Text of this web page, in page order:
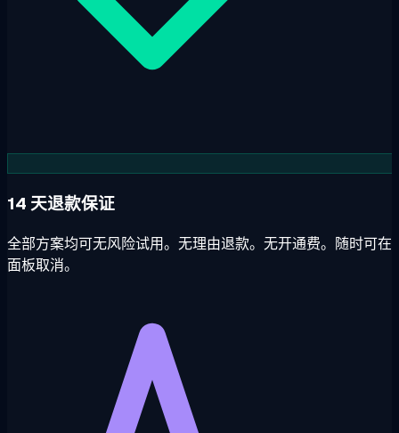
14 天退款保证
全部方案均可无风险试用。无理由退款。无开通费。随时可在
面板取消。